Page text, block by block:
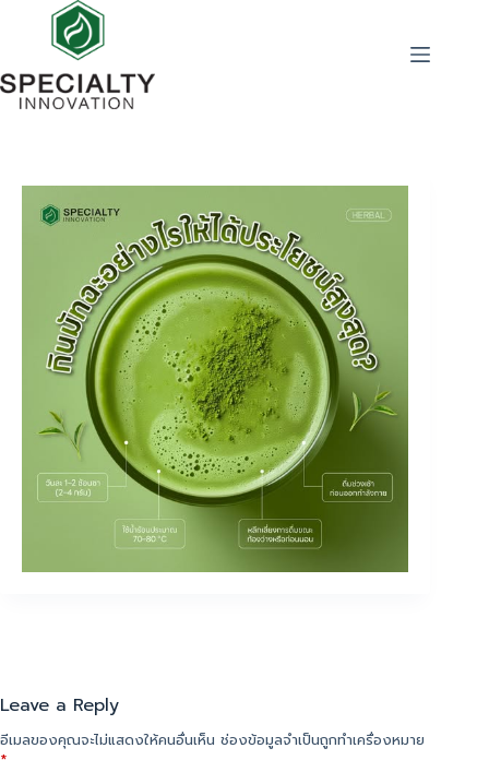
Leave a Reply
อีเมลของคุณจะไม่แสดงให้คนอื่นเห็น ช่องข้อมูลจำเป็นถูกทำเครื่องหมาย